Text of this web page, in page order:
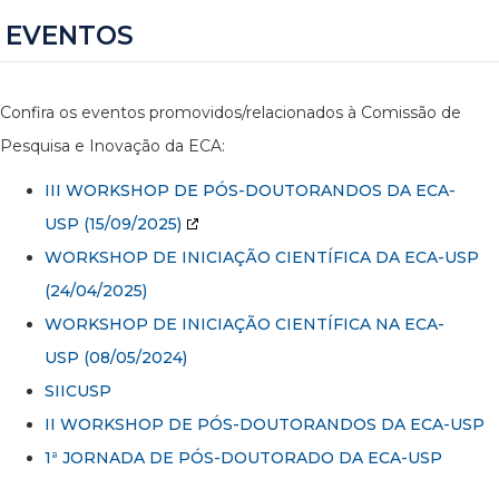
EVENTOS
Confira os eventos promovidos/relacionados à Comissão de
Pesquisa e Inovação da ECA:
III WORKSHOP DE PÓS-DOUTORANDOS DA ECA-
USP (15/09/2025)
WORKSHOP DE INICIAÇÃO CIENTÍFICA DA ECA-USP
(24/04/2025)
WORKSHOP DE INICIAÇÃO CIENTÍFICA NA ECA-
USP (08/05/2024)
SIICUSP
II WORKSHOP DE PÓS-DOUTORANDOS DA ECA-USP
1ª JORNADA DE PÓS-DOUTORADO DA ECA-USP